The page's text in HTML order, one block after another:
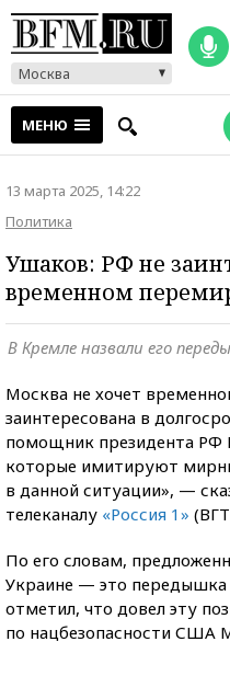
Москва
МЕНЮ
13 марта 2025, 14:22
Политика
Ушаков: РФ не
временном
В Кремле назвали его
Москва не хочет
заинтересована в
помощник президента РФ
которые имитируют
в данной ситуации», —
телеканалу «Россия 1»
По его словам,
Украине — это передышка
отметил, что довел эту
по нацбезопасности США